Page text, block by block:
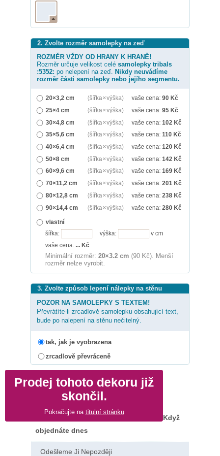
2. Zvolte rozměr samolepky na zeď
ROZMĚR VŽDY OD HRANY K HRANĚ!
Rozměr určuje velikost celé samolepky tribals
:5352: po nelepení na zeď. Nikdy neuvádíme
rozměr části samolepky nebo jejího segmentu.
20×3,2 cm (šířka × výška) vaše cena: 90 Kč
25×4 cm
(šířka × výška) vaše cena: 95 Kč
30×4,8 cm
(šířka × výška) vaše cena: 102 Kč
35×5,6 cm
(šířka × výška) vaše cena: 110 Kč
40×6,4 cm
(šířka × výška) vaše cena: 120 Kč
50×8 cm
(šířka × výška) vaše cena: 142 Kč
60×9,6 cm
(šířka × výška) vaše cena: 169 Kč
70×11,2 cm
(šířka × výška) vaše cena: 201 Kč
80×12,8 cm
(šířka × výška) vaše cena: 238 Kč
90×14,4 cm
(šířka × výška) vaše cena: 280 Kč
vlastní
šířka:
výška:
v cm
vaše cena: ... Kč
Minimální rozměr: 20×3.2 cm (90 Kč). Menší
rozměr nelze vyrobit.
3. Zvolte způsob lepení nálepky na stěnu
POZOR NA SAMOLEPKY S TEXTEM!
Převrátíte-li zrcadlově samolepku obsahující text,
bude po nalepení na stěnu nečitelný.
tak, jak je vyobrazena
zrcadlově převráceně
Prodej tohoto dekoru již
skončil.
Pokračujte na titulní stránku
Když
objednáte dnes
Odešleme Ji Nepozději